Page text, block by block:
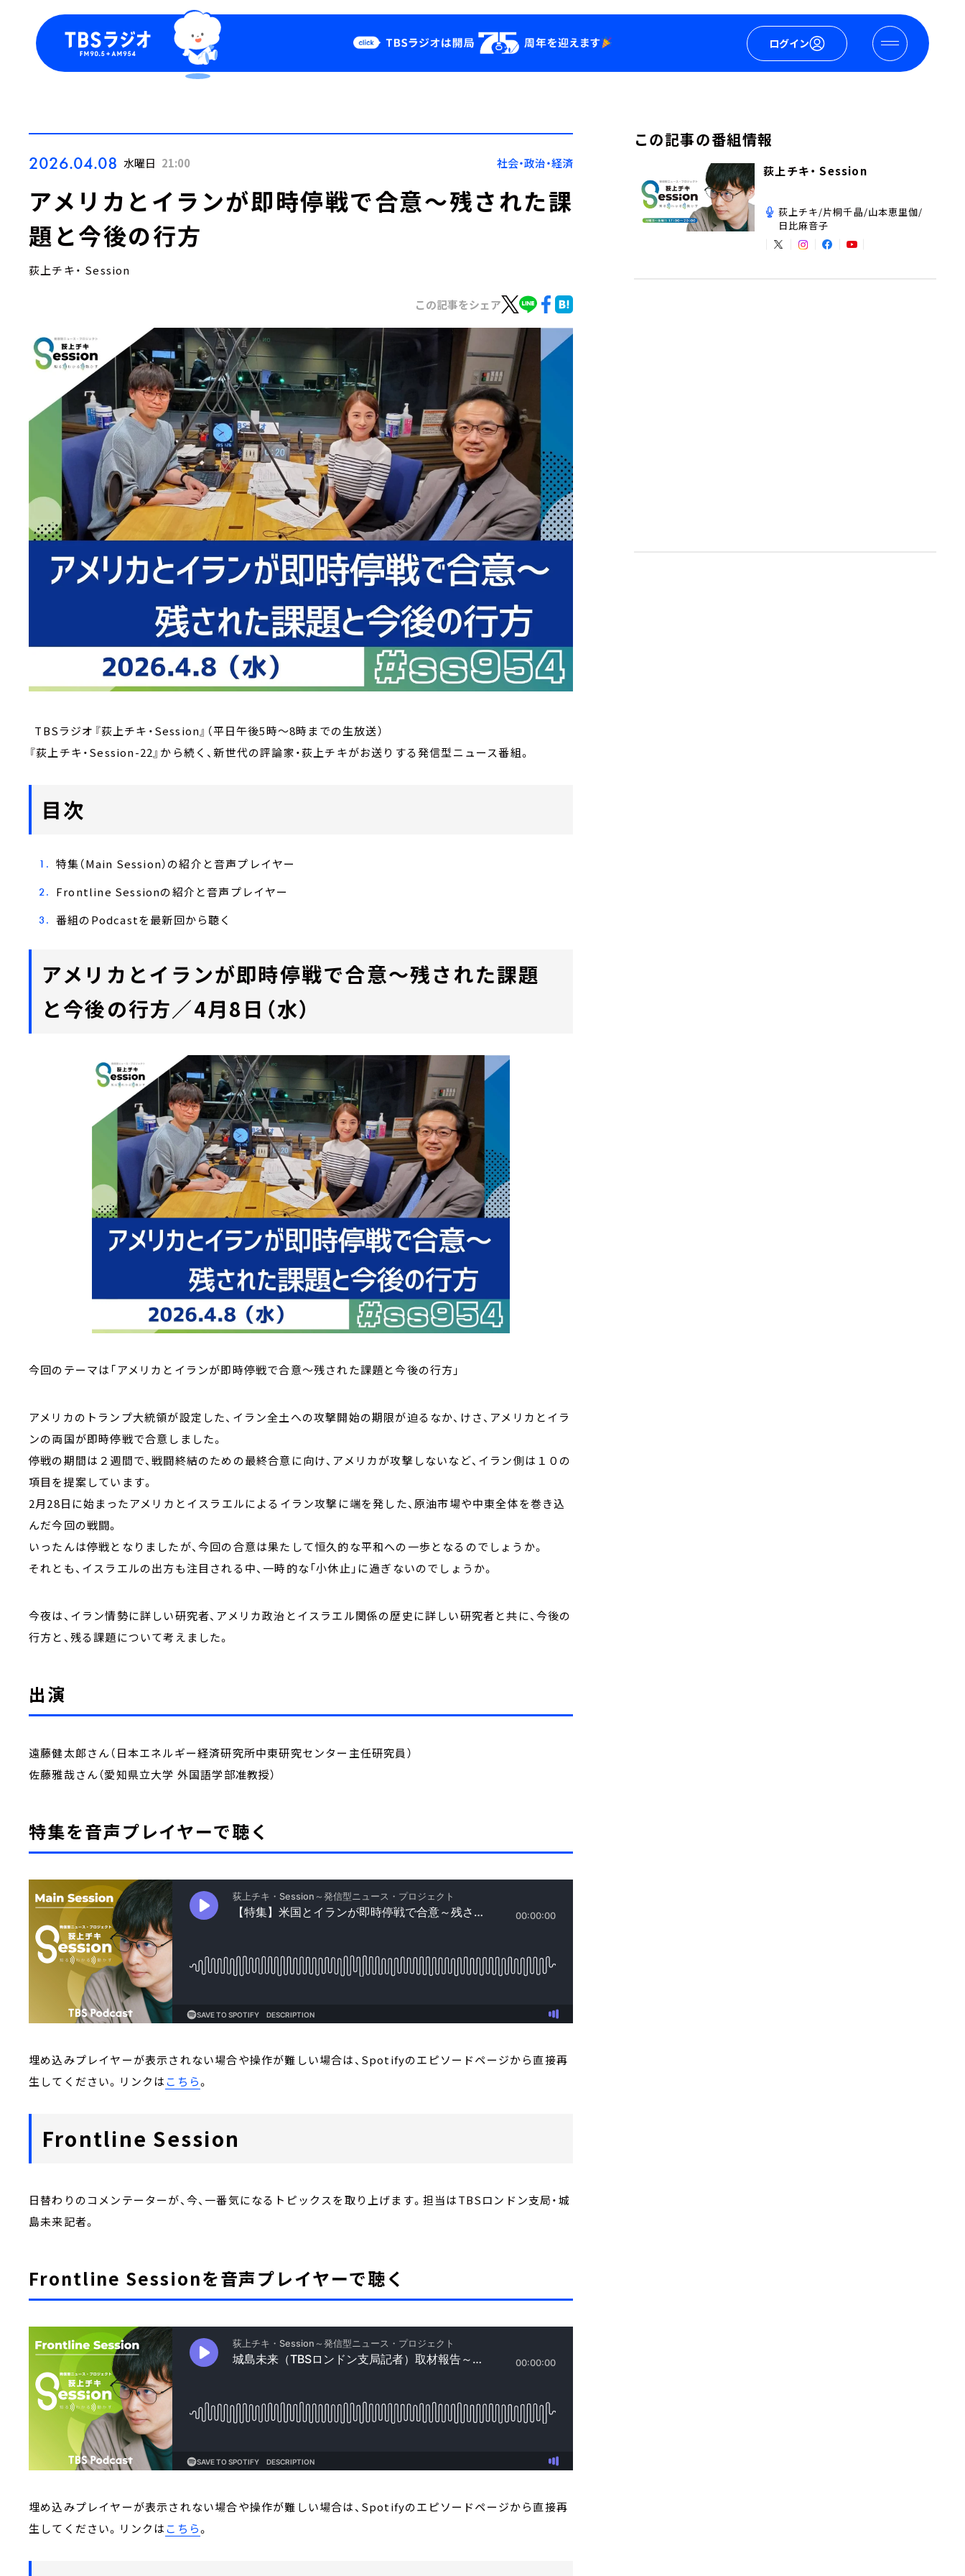
ログイン
Podcast
YouTube
会社情報
2026.04.08 水曜日 21:00 社会・政治・経済
アメリカとイランが即時停戦で合意～残された課
題と今後の行方
荻上チキ・ Session
この記事をシェア
TBSラジオ『荻上チキ・Session』（平日午後5時～8時までの生放送）
『荻上チキ・Session-22』から続く、新世代の評論家・荻上チキがお送りする発信型ニュース番組。
目次
特集（Main Session）の紹介と音声プレイヤー
Frontline Sessionの紹介と音声プレイヤー
番組のPodcastを最新回から聴く
アメリカとイランが即時停戦で合意～残された課題
と今後の行方／4月8日（水）
今回のテーマは「アメリカとイランが即時停戦で合意～残された課題と今後の行方」
アメリカのトランプ大統領が設定した、イラン全土への攻撃開始の期限が迫るなか、けさ、アメリカとイラ
ンの両国が即時停戦で合意しました。
停戦の期間は２週間で、戦闘終結のための最終合意に向け、アメリカが攻撃しないなど、イラン側は１０の
項目を提案しています。
2月28日に始まったアメリカとイスラエルによるイラン攻撃に端を発した、原油市場や中東全体を巻き込
んだ今回の戦闘。
いったんは停戦となりましたが、今回の合意は果たして恒久的な平和への一歩となるのでしょうか。
それとも、イスラエルの出方も注目される中、一時的な「小休止」に過ぎないのでしょうか。
今夜は、イラン情勢に詳しい研究者、アメリカ政治とイスラエル関係の歴史に詳しい研究者と共に、今後の
行方と、残る課題について考えました。
出演
遠藤健太郎さん（日本エネルギー経済研究所中東研究センター主任研究員）
佐藤雅哉さん（愛知県立大学 外国語学部准教授）
特集を音声プレイヤーで聴く
埋め込みプレイヤーが表示されない場合や操作が難しい場合は、Spotifyのエピソードページから直接再
生してください。リンクはこちら。
Frontline Session
日替わりのコメンテーターが、今、一番気になるトピックスを取り上げます。担当はTBSロンドン支局・城
島未来記者。
Frontline Sessionを音声プレイヤーで聴く
埋め込みプレイヤーが表示されない場合や操作が難しい場合は、Spotifyのエピソードページから直接再
生してください。リンクはこちら。
この記事の番組情報
荻上チキ・ Session
荻上チキ/片桐千晶/山本恵里伽/
日比麻音子